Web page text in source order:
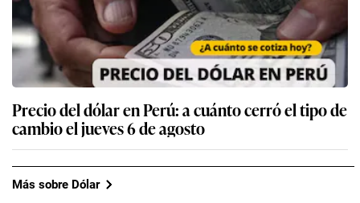
Precio del dólar en Perú: a cuánto cerró el tipo de
cambio el jueves 6 de agosto
Más sobre Dólar